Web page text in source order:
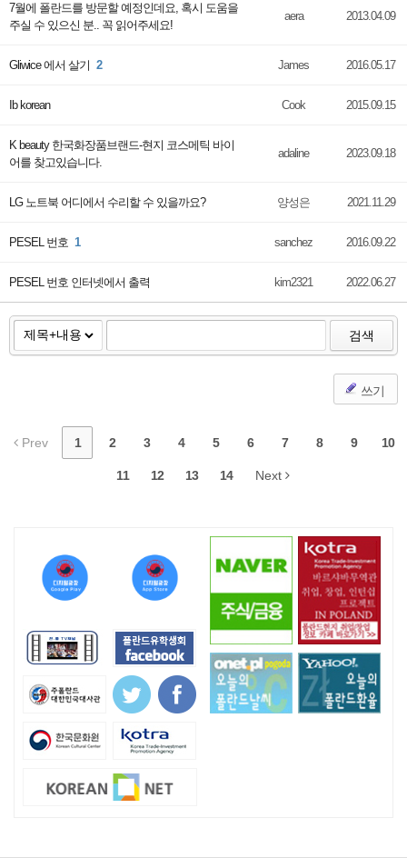
7월에 폴란드를 방문할 예정인데요, 혹시 도움을
주실 수 있으신 분.. 꼭 읽어주세요!
aera 2013.04.09
Gliwice 에서 살기 2 James 2016.05.17
Ib korean Cook 2015.09.15
K beauty 한국화장품브랜드-현지 코스메틱 바이
어를 찾고있습니다.
adaline 2023.09.18
LG 노트북 어디에서 수리할 수 있을까요? 양성은 2021.11.29
PESEL 번호 1 sanchez 2016.09.22
PESEL 번호 인터넷에서 출력 kim2321 2022.06.27
검색
쓰기
Prev 1 2 3 4 5 6 7 8 9 10
11 12 13 14 Next